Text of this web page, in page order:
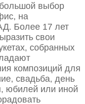
выбор
на
Более 17 лет
свои
собранных
композиций для
свадьба, день
юбилей или иной